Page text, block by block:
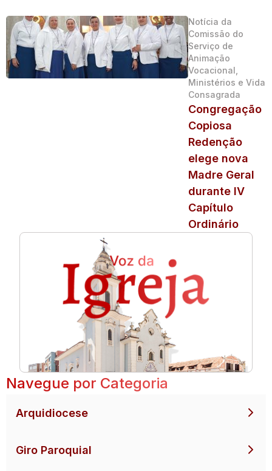
Notícia da
Comissão do
Serviço de
Animação
Vocacional,
Ministérios e Vida
Consagrada
Congregação
Copiosa
Redenção
elege nova
Madre Geral
durante IV
Capítulo
Ordinário
Navegue por Categoria
Arquidiocese
Giro Paroquial